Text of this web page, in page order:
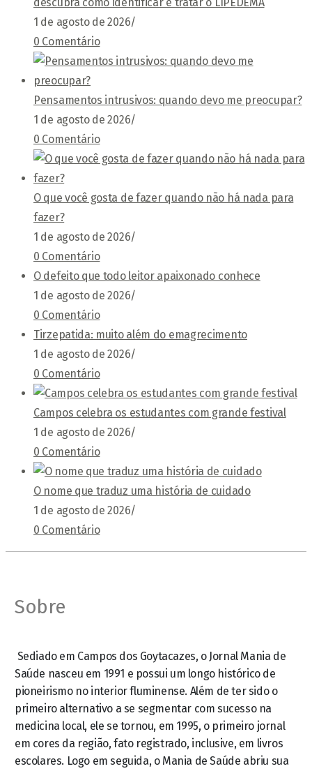
1 de agosto de 2026/
0 Comentário
Pensamentos intrusivos: quando devo me preocupar?
1 de agosto de 2026/
0 Comentário
O que você gosta de fazer quando não há nada para
fazer?
1 de agosto de 2026/
0 Comentário
O defeito que todo leitor apaixonado conhece
1 de agosto de 2026/
0 Comentário
Tirzepatida: muito além do emagrecimento
1 de agosto de 2026/
0 Comentário
Campos celebra os estudantes com grande festival
1 de agosto de 2026/
0 Comentário
O nome que traduz uma história de cuidado
1 de agosto de 2026/
0 Comentário
Sobre
Sediado em Campos dos Goytacazes, o Jornal Mania de
Saúde nasceu em 1991 e possui um longo histórico de
pioneirismo no interior fluminense. Além de ter sido o
primeiro alternativo a se segmentar com sucesso na
medicina local, ele se tornou, em 1995, o primeiro jornal
em cores da região, fato registrado, inclusive, em livros
escolares. Logo em seguida, o Mania de Saúde abriu sua